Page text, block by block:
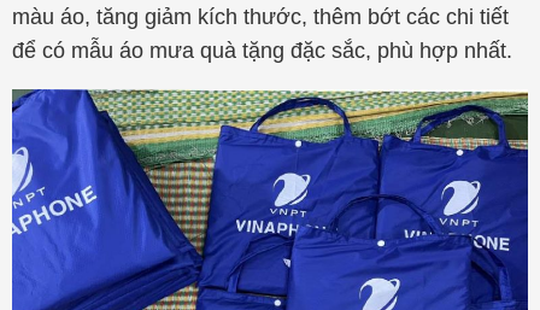
màu áo, tăng giảm kích thước, thêm bớt các chi tiết
để có mẫu áo mưa quà tặng đặc sắc, phù hợp nhất.